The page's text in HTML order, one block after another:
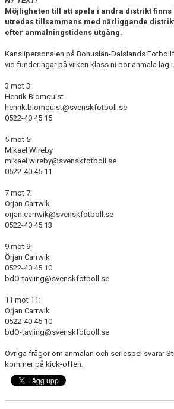
Möjligheten till att spela i andra distrikt finns
utredas tillsammans med närliggande
efter anmälningstidens utgång.
Kanslipersonalen på Bohuslän-Dalslands
vid funderingar på vilken klass ni bör anmäla lag i.
3 mot 3:
Henrik Blomquist
henrik.blomquist@svenskfotboll.se
0522-40 45 15
5 mot 5:
Mikael Wireby
mikael.wireby@svenskfotboll.se
0522-40 45 11
7 mot 7:
Örjan Carrwik
orjan.carrwik@svenskfotboll.se
0522-40 45 13
9 mot 9:
Örjan Carrwik
0522-40 45 10
bdO-tavling@svenskfotboll.se
11 mot 11:
Örjan Carrwik
0522-40 45 10
bdO-tavling@svenskfotboll.se
Övriga frågor om anmälan och seriespel svarar
kommer på kick-offen.